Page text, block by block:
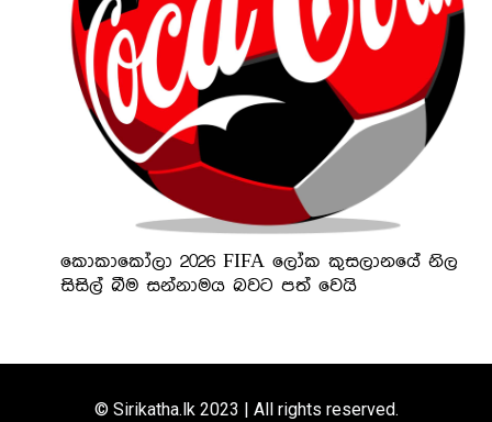
කොකාකෝලා 2026 FIFA ලෝක කුසලානයේ නිල
සිසිල් බීම සන්නාමය බවට පත් වෙයි
© Sirikatha.lk 2023 | All rights reserved.